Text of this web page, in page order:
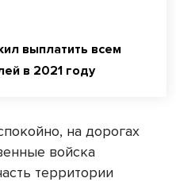
выплатить всем
в 2021 году
на дорогах
войска
территории